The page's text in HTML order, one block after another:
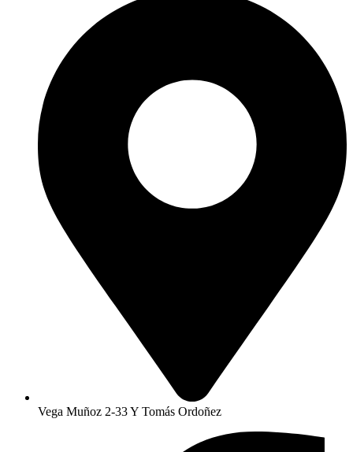
Vega Muñoz 2-33 Y Tomás Ordoñez